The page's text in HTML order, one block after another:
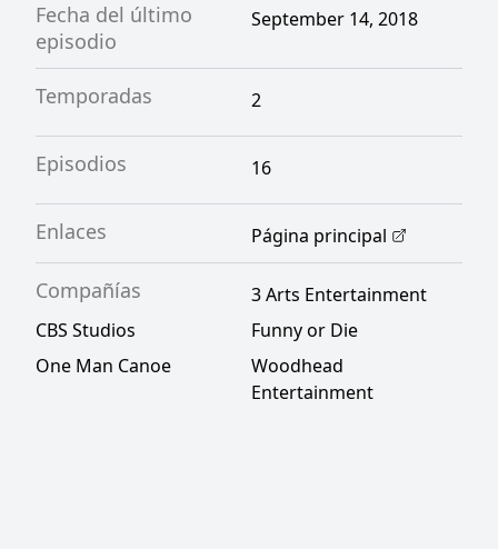
Fecha del último
episodio
September 14, 2018
Temporadas 2
Episodios 16
Enlaces Página principal
Compañías
3 Arts Entertainment
CBS Studios
Funny or Die
One Man Canoe
Woodhead
Entertainment